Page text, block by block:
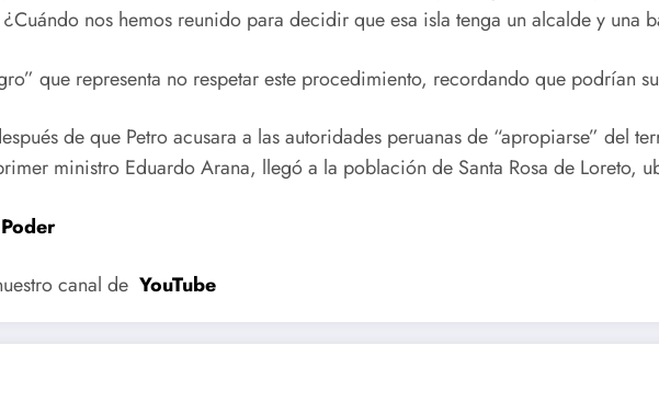
nos hemos reunido para decidir que esa isla tenga un alcalde y una
que representa no respetar este procedimiento, recordando que podrían
de que Petro acusara a las autoridades peruanas de “apropiarse” del
ministro Eduardo Arana, llegó a la población de Santa Rosa de Loreto,
canal de YouTube